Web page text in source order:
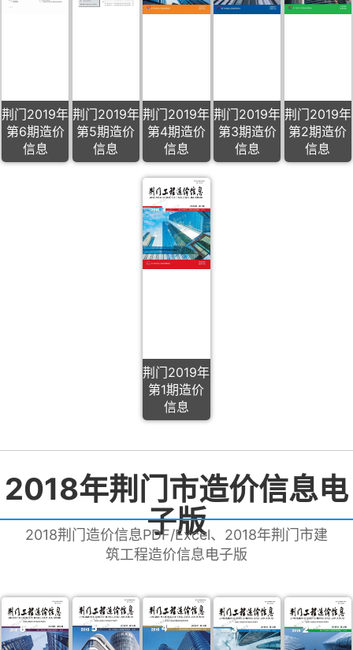
荆门2019年
第6期造价
信息
荆门2019年
第5期造价
信息
荆门2019年
第4期造价
信息
荆门2019年
第3期造价
信息
荆门2019年
第2期造价
信息
荆门2019年
第1期造价
信息
2018年荆门市造价信息电
子版
2018荆门造价信息PDF/Excel、2018年荆门市建
筑工程造价信息电子版